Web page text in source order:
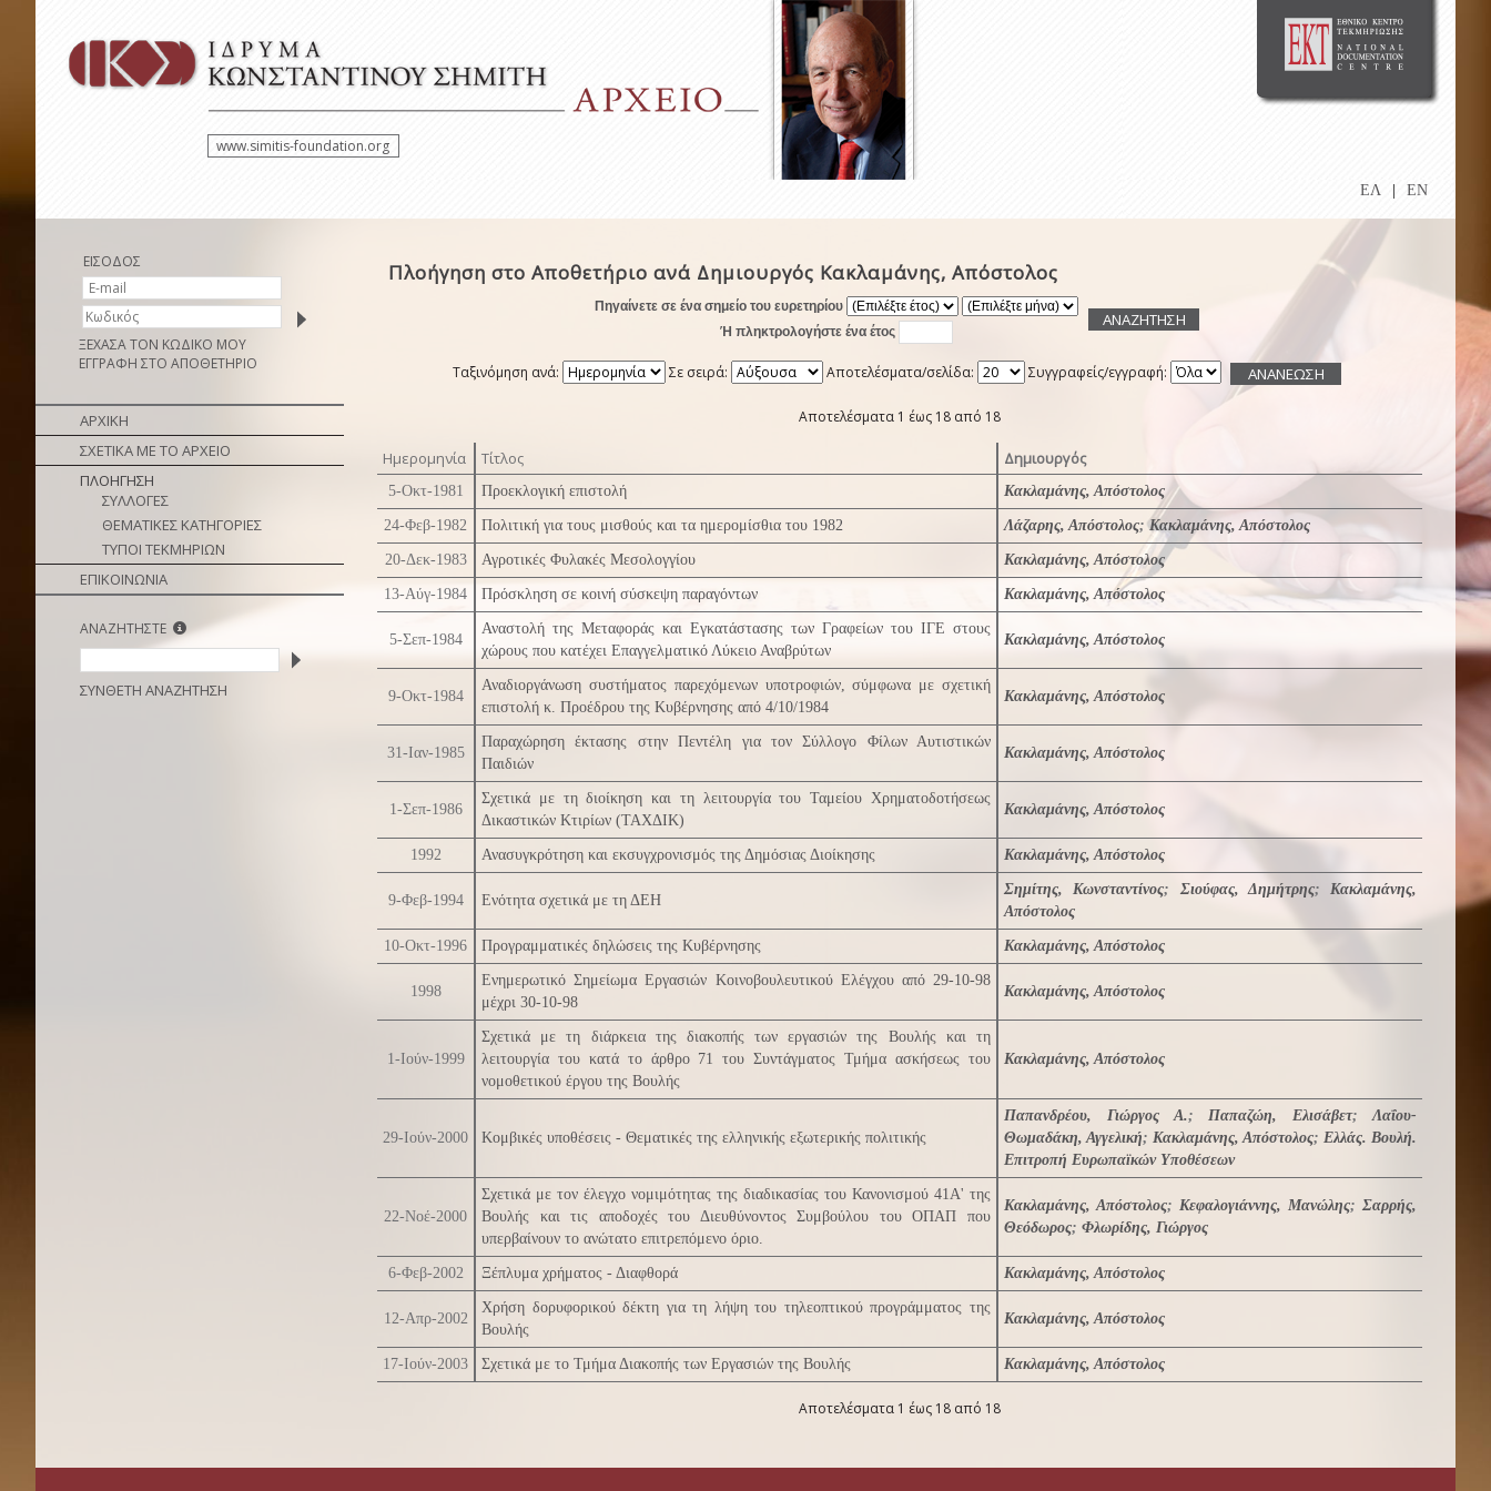
www.simitis-foundation.org
ΕΛ EN
ΕΙΣΟΔΟΣ
ΞΕΧΑΣΑ ΤΟΝ ΚΩΔΙΚΟ ΜΟΥ
ΕΓΓΡΑΦΗ ΣΤΟ ΑΠΟΘΕΤΗΡΙΟ
ΑΡΧΙΚΗ
ΣΧΕΤΙΚΑ ΜΕ ΤΟ ΑΡΧΕΙΟ
ΠΛΟΗΓΗΣΗ
ΣΥΛΛΟΓΕΣ
ΘΕΜΑΤΙΚΕΣ ΚΑΤΗΓΟΡΙΕΣ
ΤΥΠΟΙ ΤΕΚΜΗΡΙΩΝ
ΕΠΙΚΟΙΝΩΝΙΑ
ΑΝΑΖΗΤΗΣΤΕ
ΣΥΝΘΕΤΗ ΑΝΑΖΗΤΗΣΗ
Πλοήγηση στο Αποθετήριο ανά Δημιουργός Κακλαμάνης, Απόστολος
Πηγαίνετε σε ένα σημείο του ευρετηρίου
Ή πληκτρολογήστε ένα έτος
Ταξινόμηση ανά: Σε σειρά: Αποτελέσματα/σελίδα: Συγγραφείς/εγγραφή:
Αποτελέσματα 1 έως 18 από 18
Ημερομηνία Τίτλος Δημιουργός
5-Οκτ-1981 Προεκλογική επιστολή Κακλαμάνης, Απόστολος
24-Φεβ-1982 Πολιτική για τους μισθούς και τα ημερομίσθια του 1982 Λάζαρης, Απόστολος;Κακλαμάνης, Απόστολος
20-Δεκ-1983 Αγροτικές Φυλακές Μεσολογγίου Κακλαμάνης, Απόστολος
13-Αύγ-1984 Πρόσκληση σε κοινή σύσκεψη παραγόντων Κακλαμάνης, Απόστολος
5-Σεπ-1984
Αναστολή της Μεταφοράς και Εγκατάστασης των Γραφείων του ΙΓΕ στους
χώρους που κατέχει Επαγγελματικό Λύκειο Αναβρύτων
Κακλαμάνης, Απόστολος
9-Οκτ-1984
Αναδιοργάνωση συστήματος παρεχόμενων υποτροφιών, σύμφωνα με σχετική
επιστολή κ. Προέδρου της Κυβέρνησης από 4/10/1984
Κακλαμάνης, Απόστολος
31-Ιαν-1985
Παραχώρηση έκτασης στην Πεντέλη για τον Σύλλογο Φίλων Αυτιστικών
Παιδιών
Κακλαμάνης, Απόστολος
1-Σεπ-1986
Σχετικά με τη διοίκηση και τη λειτουργία του Ταμείου Χρηματοδοτήσεως
Δικαστικών Κτιρίων (ΤΑΧΔΙΚ)
Κακλαμάνης, Απόστολος
1992 Ανασυγκρότηση και εκσυγχρονισμός της Δημόσιας Διοίκησης Κακλαμάνης, Απόστολος
9-Φεβ-1994 Ενότητα σχετικά με τη ΔΕΗ
Σημίτης, Κωνσταντίνος; Σιούφας, Δημήτρης; Κακλαμάνης,
Απόστολος
10-Οκτ-1996 Προγραμματικές δηλώσεις της Κυβέρνησης Κακλαμάνης, Απόστολος
1998
Ενημερωτικό Σημείωμα Εργασιών Κοινοβουλευτικού Ελέγχου από 29-10-98
μέχρι 30-10-98
Κακλαμάνης, Απόστολος
1-Ιούν-1999
Σχετικά με τη διάρκεια της διακοπής των εργασιών της Βουλής και τη
λειτουργία του κατά το άρθρο 71 του Συντάγματος Τμήμα ασκήσεως του
νομοθετικού έργου της Βουλής
Κακλαμάνης, Απόστολος
29-Ιούν-2000 Κομβικές υποθέσεις - Θεματικές της ελληνικής εξωτερικής πολιτικής
Παπανδρέου, Γιώργος Α.;Παπαζώη, Ελισάβετ;Λαΐου-
Θωμαδάκη, Αγγελική; Κακλαμάνης, Απόστολος; Ελλάς. Βουλή.
Επιτροπή Ευρωπαϊκών Υποθέσεων
22-Νοέ-2000
Σχετικά με τον έλεγχο νομιμότητας της διαδικασίας του Κανονισμού 41Α' της
Βουλής και τις αποδοχές του Διευθύνοντος Συμβούλου του ΟΠΑΠ που
υπερβαίνουν το ανώτατο επιτρεπόμενο όριο.
Κακλαμάνης, Απόστολος; Κεφαλογιάννης, Μανώλης; Σαρρής,
Θεόδωρος; Φλωρίδης, Γιώργος
6-Φεβ-2002 Ξέπλυμα χρήματος - Διαφθορά Κακλαμάνης, Απόστολος
12-Απρ-2002
Χρήση δορυφορικού δέκτη για τη λήψη του τηλεοπτικού προγράμματος της
Βουλής
Κακλαμάνης, Απόστολος
17-Ιούν-2003 Σχετικά με το Τμήμα Διακοπής των Εργασιών της Βουλής Κακλαμάνης, Απόστολος
Αποτελέσματα 1 έως 18 από 18